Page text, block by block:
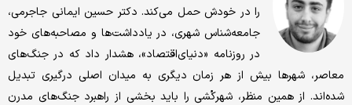
را در خودش حمل می‌کند. دکتر حسین ایمانی جاجرمی،
جامعه‌شناس شهری، در یادداشت‌ها و مصاحبه‌های خود
در روزنامه «دنیای‌اقتصاد»، هشدار داد که در جنگ‌های
معاصر، شهرها بیش از هر زمان دیگری به میدان اصلی درگیری تبدیل
شده‌اند. از همین منظر، شهرکُشی را باید بخشی از راهبرد جنگ‌های مدرن